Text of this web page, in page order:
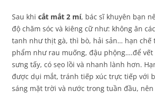
Sau khi cắt mắt 2 mí, bác sĩ khuyên bạn
độ chăm sóc và kiêng cữ như: không ăn
tanh như thịt gà, thì bò, hải sản… hạn chế
phẩm như rau muống, đậu phộng….để vết
sưng tấy, có sẹo lồi và nhanh lành hơn.
được dụi mắt, tránh tiếp xúc trực tiếp với
sáng mặt trời và nước trong tuần đầu,